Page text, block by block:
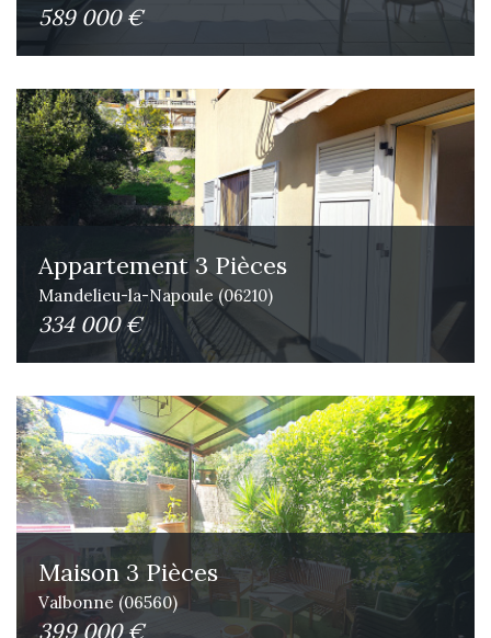
589 000 €
Appartement 3 Pièces
Mandelieu-la-Napoule (06210)
334 000 €
Maison 3 Pièces
Valbonne (06560)
399 000 €